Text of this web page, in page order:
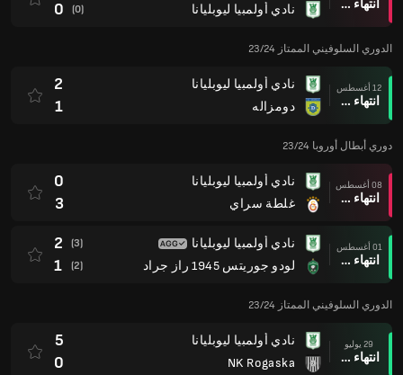
انتهاء وقت المباراة
نادي أولمبيا ليوبليانا
(0)
0
الدوري السلوفيني الممتاز 23/24
12 أغسطس
انتهاء وقت المباراة
نادي أولمبيا ليوبليانا
دومزاله
2
1
دوري أبطال أوروبا 23/24
08 أغسطس
انتهاء وقت المباراة
نادي أولمبيا ليوبليانا
غلطة سراي
0
3
01 أغسطس
انتهاء وقت المباراة
نادي أولمبيا ليوبليانا
لودو جوريتس 1945 راز جراد
(3)
2
(2)
1
الدوري السلوفيني الممتاز 23/24
29 يوليو
انتهاء وقت المباراة
نادي أولمبيا ليوبليانا
NK Rogaska
5
0